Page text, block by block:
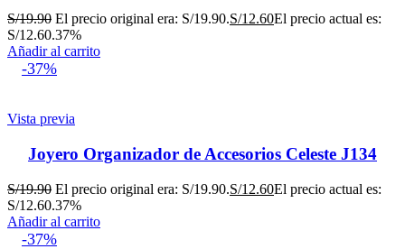
S/19.90 El precio original era: S/19.90.S/12.60El precio actual es:
S/12.60.37%
Añadir al carrito
-37%
Vista previa
Joyero Organizador de Accesorios Celeste J134
S/19.90 El precio original era: S/19.90.S/12.60El precio actual es:
S/12.60.37%
Añadir al carrito
-37%